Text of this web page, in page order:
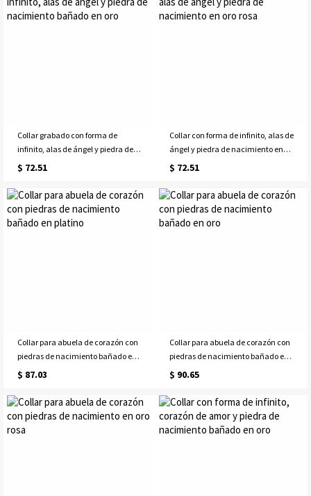
Collar grabado con forma de
infinito, alas de ángel y piedra de
nacimiento bañado en oro
$ 72.51
Collar con forma de infinito, alas de
ángel y piedra de nacimiento en
oro rosa
$ 72.51
Collar para abuela de corazón con
piedras de nacimiento bañado en
platino
$ 87.03
Collar para abuela de corazón con
piedras de nacimiento bañado en
oro
$ 90.65